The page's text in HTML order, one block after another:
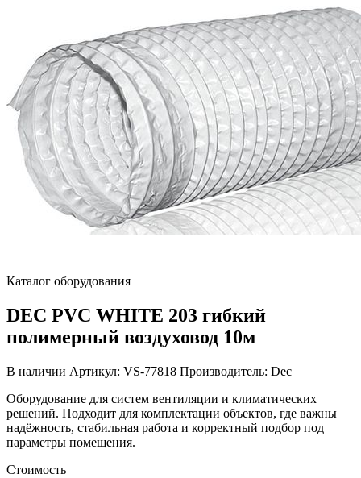
Каталог оборудования
DEC PVC WHITE 203 гибкий
полимерный воздуховод 10м
В наличии Артикул: VS-77818 Производитель: Dec
Оборудование для систем вентиляции и климатических
решений. Подходит для комплектации объектов, где важны
надёжность, стабильная работа и корректный подбор под
параметры помещения.
Стоимость